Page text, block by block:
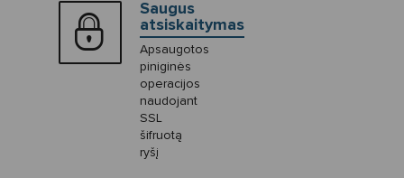
Saugus
atsiskaitymas
Apsaugotos
piniginės
operacijos
naudojant
SSL
šifruotą
ryšį